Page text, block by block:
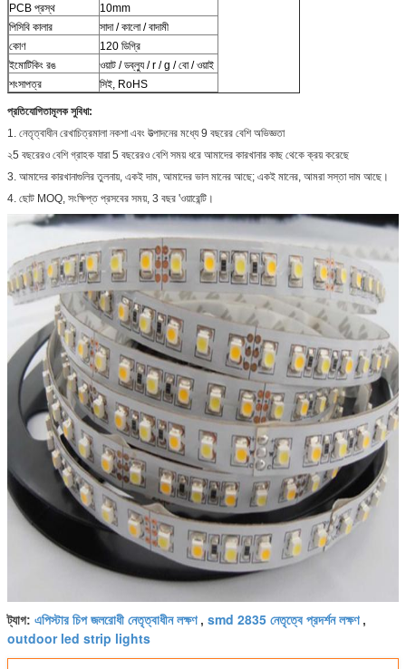
PCB প্রস্থ
10mm
পিসিবি কালার
সাদা / কালো / বাদামী
কোণ
120 ডিগ্রি
ইমোটিকিং রঙ
ওয়াট / ডব্ল্যু / r / g / বো / ওয়াই
শংসাপত্র
সিই, RoHS
প্রতিযোগিতামূলক সুবিধা:
1. নেতৃত্বাধীন রেখাচিত্রমালা নকশা এবং উত্পাদনের মধ্যে 9 বছরের বেশি অভিজ্ঞতা
২5 বছরেরও বেশি গ্রাহক যারা 5 বছরেরও বেশি সময় ধরে আমাদের কারখানার কাছ থেকে ক্রয় করেছে
3. আমাদের কারখানাগুলির তুলনায়, একই দাম, আমাদের ভাল মানের আছে; একই মানের, আমরা সস্তা দাম আছে।
4. ছোট MOQ, সংক্ষিপ্ত প্রসবের সময়, 3 বছর 'ওয়ারেন্টি।
ট্যাগ: এপিস্টার চিপ জলরোধী নেতৃত্বাধীন লক্ষণ, smd 2835 নেতৃত্বে প্রদর্শন লক্ষণ,
outdoor led strip lights